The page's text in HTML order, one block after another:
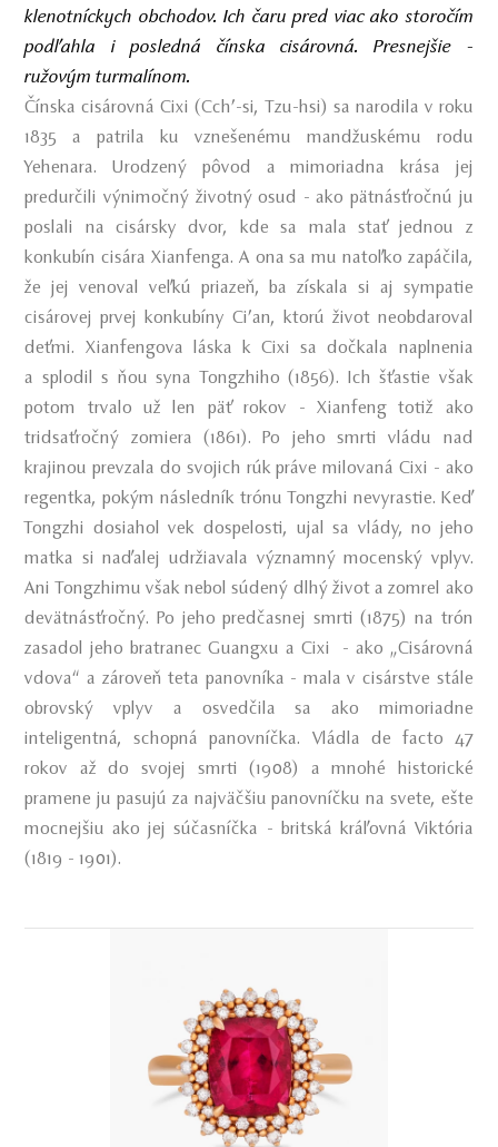
klenotníckych obchodov. Ich čaru pred viac ako storočím
podľahla i posledná čínska cisárovná. Presnejšie -
ružovým turmalínom.
Čínska cisárovná Cixi (Cch’-si, Tzu-hsi) sa narodila v roku
1835 a patrila ku vznešenému mandžuskému rodu
Yehenara. Urodzený pôvod a mimoriadna krása jej
predurčili výnimočný životný osud - ako pätnásťročnú ju
poslali na cisársky dvor, kde sa mala stať jednou z
konkubín cisára Xianfenga. A ona sa mu natoľko zapáčila,
že jej venoval veľkú priazeň, ba získala si aj sympatie
cisárovej prvej konkubíny Ci’an, ktorú život neobdaroval
deťmi. Xianfengova láska k Cixi sa dočkala naplnenia
a splodil s ňou syna Tongzhiho (1856). Ich šťastie však
potom trvalo už len päť rokov - Xianfeng totiž ako
tridsaťročný zomiera (1861). Po jeho smrti vládu nad
krajinou prevzala do svojich rúk práve milovaná Cixi - ako
regentka, pokým následník trónu Tongzhi nevyrastie. Keď
Tongzhi dosiahol vek dospelosti, ujal sa vlády, no jeho
matka si naďalej udržiavala významný mocenský vplyv.
Ani Tongzhimu však nebol súdený dlhý život a zomrel ako
devätnásťročný. Po jeho predčasnej smrti (1875) na trón
zasadol jeho bratranec Guangxu a Cixi - ako „Cisárovná
vdova“ a zároveň teta panovníka - mala v cisárstve stále
obrovský vplyv a osvedčila sa ako mimoriadne
inteligentná, schopná panovníčka. Vládla de facto 47
rokov až do svojej smrti (1908) a mnohé historické
pramene ju pasujú za najväčšiu panovníčku na svete, ešte
mocnejšiu ako jej súčasníčka - britská kráľovná Viktória
(1819 - 1901).